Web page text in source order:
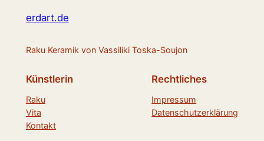
erdart.de
Raku Keramik von Vassiliki Toska-Soujon
Künstlerin
Raku
Vita
Kontakt
Rechtliches
Impressum
Datenschutzerklärung